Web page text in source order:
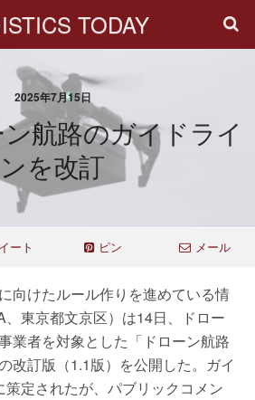
TODAY
2025年7月15日
航路のガイドライ
ンを改訂
ート ピン メール
向けたルール作りを進めている情
東京都文京区）は14日、ドロー
業者を対象とした「ドローン航路
改訂版（1.1版）を公開した。ガイ
策定されたが、パブリックコメン